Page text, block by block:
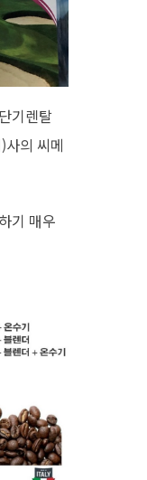
기렌탈
사의 씨메
기 매우